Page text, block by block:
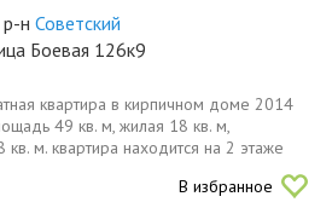
р-н Советский
Боевая 126к9
квартира в кирпичном доме 2014
49 кв. м, жилая 18 кв. м,
м. квартира находится на 2 этаже
2,7 метра, а окна выходят во
В избранное